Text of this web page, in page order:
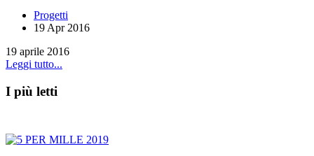
Progetti
19 Apr 2016
19 aprile 2016
Leggi tutto...
I più letti